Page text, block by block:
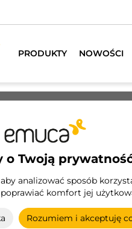
PRODUKTY NOWOŚCI
o Twoją
analizować sposób
komfort jej
Rozumiem i akceptuję
Szafy
łączą wydajne
designem,
Twoim domu w